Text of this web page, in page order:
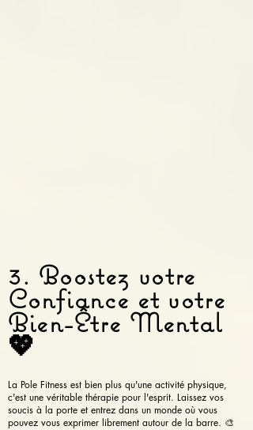
3. Boostez votre
Confiance et votre
Bien-Être Mental
💖
La Pole Fitness est bien plus qu'une activité physique,
c'est une véritable thérapie pour l'esprit. Laissez vos
soucis à la porte et entrez dans un monde où vous
pouvez vous exprimer librement autour de la barre. 🎨